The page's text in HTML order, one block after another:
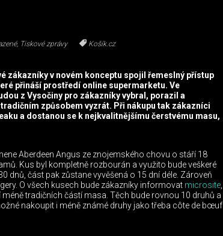
, Tiskové zprávy Košík.cz
zákazníky v novém konceptu spojil řemeslný přístup
přináší prostředí online supermarketu. Ve
z Vysočiny pro zákazníky vybral, porazil a
způsobem vyzrát. Při nákupu tak zákazníci
a dostanou se k nejkvalitnějšímu čerstvému masu,
Aberdeen Angus ze znojemského chovu o stáří 18
Kus byl kompletně rozbourán a využito bude veškeré
dnů, část pak zůstane vyvěšená o 15 dní déle. Zároveň
O všech kusech bude zákazníky informovat microsite
tradičních částí masa. Těch bude rovnou 10 druhů a
nakoupit i méně známé druhy jako třeba côte de bœuf